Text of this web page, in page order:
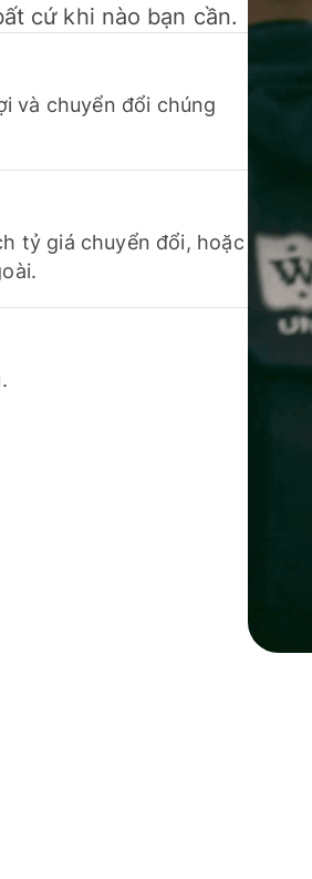
cứ khi nào bạn cần.
và chuyển đổi chúng
tỷ giá chuyển đổi, hoặc